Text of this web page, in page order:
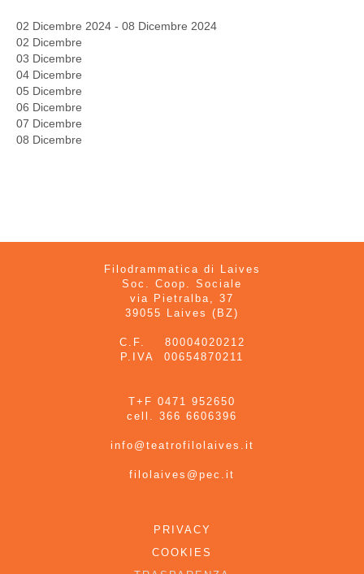
02 Dicembre 2024 - 08 Dicembre 2024
02 Dicembre
03 Dicembre
04 Dicembre
05 Dicembre
06 Dicembre
07 Dicembre
08 Dicembre
Filodrammatica di Laives
Soc. Coop. Sociale
via Pietralba, 37
39055 Laives (BZ)
C.F. 80004020212
P.IVA 00654870211
T+F 0471 952650
cell. 366 6606396
info@teatrofilolaives.it
filolaives@pec.it
PRIVACY
COOKIES